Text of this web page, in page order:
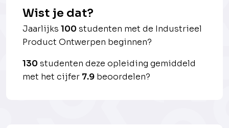
Wist je dat?
Jaarlijks 100 studenten met de Industrieel
Product Ontwerpen beginnen?
130 studenten deze opleiding gemiddeld
met het cijfer 7.9 beoordelen?